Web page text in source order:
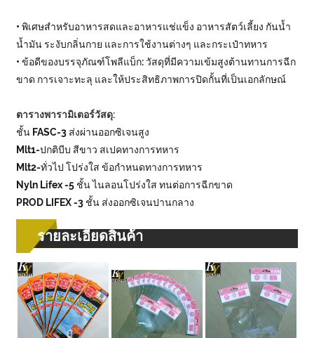
• พิเศษสำหรับอาหารสดและอาหารแช่แข็ง อาหารสัตว์เลี้ยง กันน้ำ
น้ำมัน ระงับกลิ่นกาย และการใช้งานต่างๆ และกระเป๋าทหาร
• ข้อดีของบรรจุภัณฑ์โพลีแบ็ก: วัสดุที่มีความเข้มสูงต้านทานการฉีก
ขาด การเจาะทะลุ และให้ประสิทธิภาพการปิดกั้นที่เป็นเอกลักษณ์
ตารางพารามิเตอร์วัสดุ:
ชั้น FASC-3 ส่งผ่านออกซิเจนสูง
Mlt1-ปกติบีบ สีขาว สเปคทางการทหาร
Mlt2-ทั่วไป โปร่งใส ข้อกำหนดทางการทหาร
Nyln Lifex -5 ชั้น ไนลอนโปร่งใส ทนต่อการฉีกขาด
PROD LIFEX -3 ชั้น ส่งออกซิเจนปานกลาง
รายละเอียดสินค้า